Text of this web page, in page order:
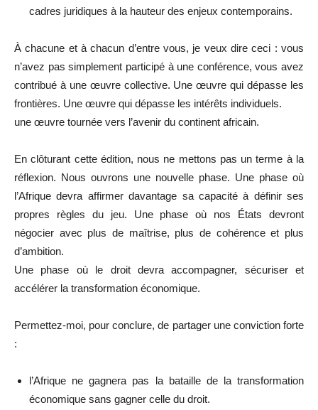
cadres juridiques à la hauteur des enjeux contemporains.
À chacune et à chacun d’entre vous, je veux dire ceci : vous
n’avez pas simplement participé à une conférence, vous avez
contribué à une œuvre collective. Une œuvre qui dépasse les
frontières. Une œuvre qui dépasse les intérêts individuels.
une œuvre tournée vers l’avenir du continent africain.
En clôturant cette édition, nous ne mettons pas un terme à la
réflexion. Nous ouvrons une nouvelle phase. Une phase où
l’Afrique devra affirmer davantage sa capacité à définir ses
propres règles du jeu. Une phase où nos États devront
négocier avec plus de maîtrise, plus de cohérence et plus
d’ambition.
Une phase où le droit devra accompagner, sécuriser et
accélérer la transformation économique.
Permettez-moi, pour conclure, de partager une conviction forte
:
l’Afrique ne gagnera pas la bataille de la transformation
économique sans gagner celle du droit.